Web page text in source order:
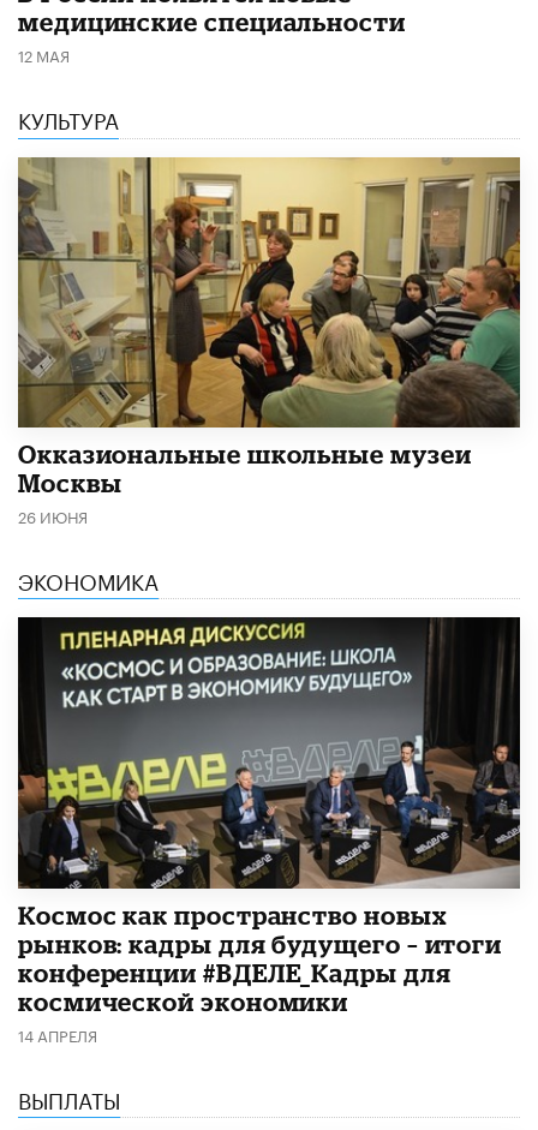
медицинские специальности
12 МАЯ
КУЛЬТУРА
​Окказиональные школьные музеи
Москвы
26 ИЮНЯ
ЭКОНОМИКА
Космос как пространство новых
рынков: кадры для будущего – итоги
конференции #ВДЕЛЕ_Кадры для
космической экономики
14 АПРЕЛЯ
ВЫПЛАТЫ